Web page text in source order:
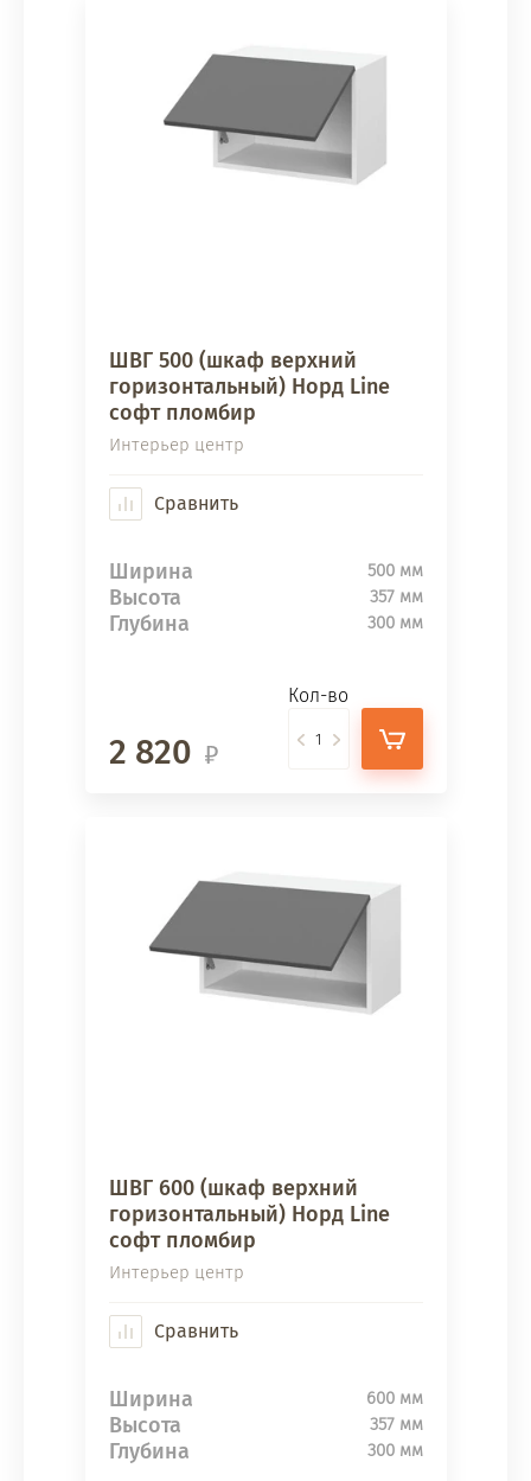
ШВГ 500 (шкаф верхний
горизонтальный) Норд Line
софт пломбир
Интерьер центр
Сравнить
Ширина 500 мм
Высота 357 мм
Глубина 300 мм
2 820
Кол-во
ШВГ 600 (шкаф верхний
горизонтальный) Норд Line
софт пломбир
Интерьер центр
Сравнить
Ширина 600 мм
Высота 357 мм
Глубина 300 мм